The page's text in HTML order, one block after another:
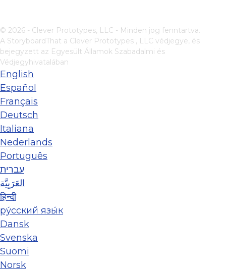
© 2026 - Clever Prototypes, LLC - Minden jog fenntartva.
A StoryboardThat a Clever Prototypes , LLC védjegye, és
bejegyzett az Egyesült Államok Szabadalmi és
Védjegyhivatalában
English
Español
Français
Deutsch
Italiana
Nederlands
Português
עברית
العَرَبِيَّة
हिन्दी
ру́сский язы́к
Dansk
Svenska
Suomi
Norsk